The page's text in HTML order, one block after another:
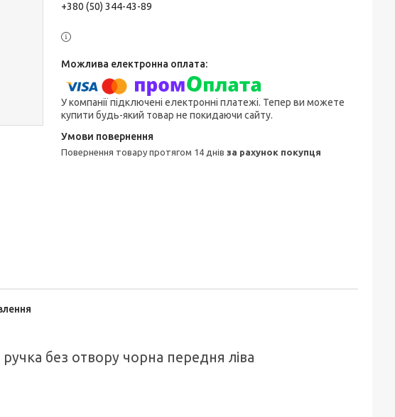
+380 (50) 344-43-89
У компанії підключені електронні платежі. Тепер ви можете
купити будь-який товар не покидаючи сайту.
повернення товару протягом 14 днів за рахунок покупця
без отвору чорна передня ліва